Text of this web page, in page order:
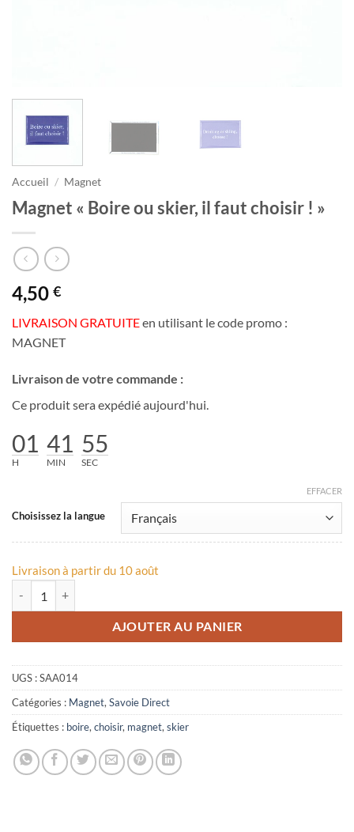
Accueil / Magnet
Magnet « Boire ou skier, il faut choisir ! »
4,50 €
LIVRAISON GRATUITEen utilisant le code promo :
MAGNET
Livraison de votre commande :
Ce produit sera expédié aujourd'hui.
01
H
41
MIN
55
SEC
Choisissez la langue
EFFACER
Livraison à partir du 10 août
AJOUTER AU PANIER
UGS :SAA014
Catégories : Magnet, Savoie Direct
Étiquettes : boire, choisir, magnet, skier